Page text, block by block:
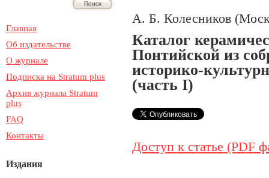
Главная
Об издательстве
О журнале
Подписка на Stratum plus
Архив журнала Stratum
plus
FAQ
Контакты
Издания
А. Б. Колесников
Каталог
Понтийской из
историко-
(часть I)
Доступ к статье (PDF